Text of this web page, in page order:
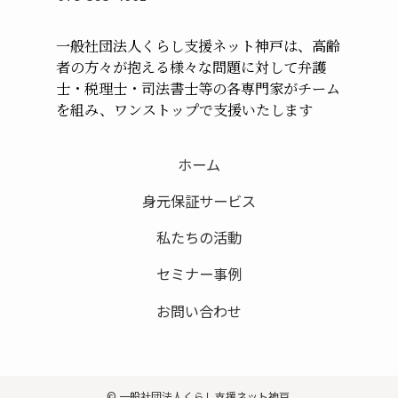
一般社団法人くらし支援ネット神戸は、高齢
者の方々が抱える様々な問題に対して弁護
士・税理士・司法書士等の各専門家がチーム
を組み、ワンストップで支援いたします
ホーム
身元保証サービス
私たちの活動
セミナー事例
お問い合わせ